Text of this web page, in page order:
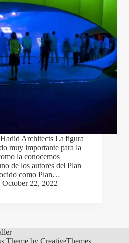
Architects La figura
muy importante para la
la conocemos
de los autores del Plan
como Plan…
October 22, 2022
Theme by CreativeThemes